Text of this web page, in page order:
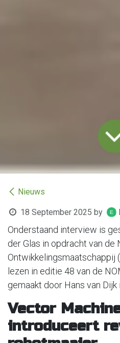
Nieuws
18 September 2025 by
Onderstaand interview is
der Glas in opdracht van de
Ontwikkelingsmaatschappij
lezen in editie 48 van de
gemaakt door Hans van Dijk
Vector
introduceert